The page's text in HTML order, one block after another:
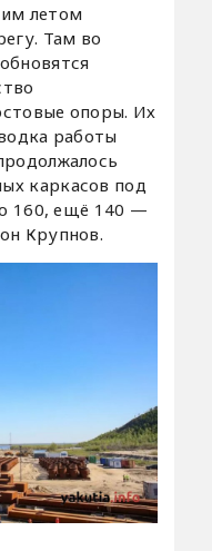
летом
Там во
опоры. Их
работы
каркасов под
160, ещё 140 —
Крупнов.